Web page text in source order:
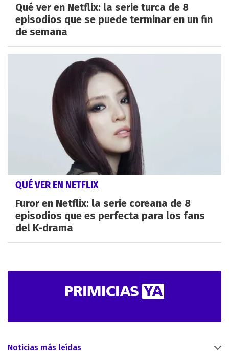
Qué ver en Netflix: la serie turca de 8
episodios que se puede terminar en un fin
de semana
QUÉ VER EN NETFLIX
Furor en Netflix: la serie coreana de 8
episodios que es perfecta para los fans
del K-drama
Noticias más leídas